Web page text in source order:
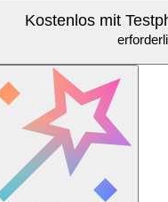
Kostenlos mit